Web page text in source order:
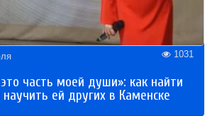
1031
часть моей души»: как найти
ей других в Каменске